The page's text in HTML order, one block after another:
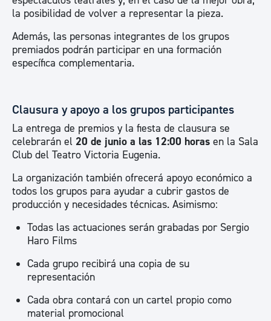
la posibilidad de volver a representar la pieza.
Además, las personas integrantes de los grupos
premiados podrán participar en una formación
específica complementaria.
Clausura y apoyo a los grupos participantes
La entrega de premios y la fiesta de clausura se
celebrarán el 20 de junio a las 12:00 horas en la Sala
Club del Teatro Victoria Eugenia.
La organización también ofrecerá apoyo económico a
todos los grupos para ayudar a cubrir gastos de
producción y necesidades técnicas. Asimismo:
Todas las actuaciones serán grabadas por Sergio
Haro Films
Cada grupo recibirá una copia de su
representación
Cada obra contará con un cartel propio como
material promocional